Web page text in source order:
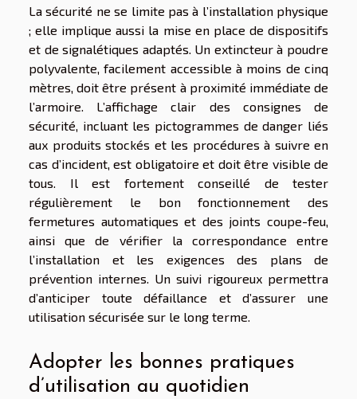
La sécurité ne se limite pas à l’installation physique
; elle implique aussi la mise en place de dispositifs
et de signalétiques adaptés. Un extincteur à poudre
polyvalente, facilement accessible à moins de cinq
mètres, doit être présent à proximité immédiate de
l’armoire. L’affichage clair des consignes de
sécurité, incluant les pictogrammes de danger liés
aux produits stockés et les procédures à suivre en
cas d’incident, est obligatoire et doit être visible de
tous. Il est fortement conseillé de tester
régulièrement le bon fonctionnement des
fermetures automatiques et des joints coupe-feu,
ainsi que de vérifier la correspondance entre
l’installation et les exigences des plans de
prévention internes. Un suivi rigoureux permettra
d’anticiper toute défaillance et d’assurer une
utilisation sécurisée sur le long terme.
Adopter les bonnes pratiques
d’utilisation au quotidien